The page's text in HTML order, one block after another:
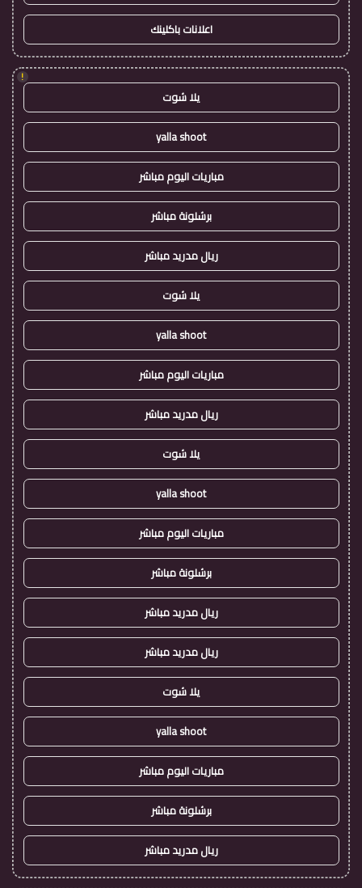
اعلانات باكلينك
!
يلا شوت
yalla shoot
مباريات اليوم مباشر
برشلونة مباشر
ريال مدريد مباشر
يلا شوت
yalla shoot
مباريات اليوم مباشر
ريال مدريد مباشر
يلا شوت
yalla shoot
مباريات اليوم مباشر
برشلونة مباشر
ريال مدريد مباشر
ريال مدريد مباشر
يلا شوت
yalla shoot
مباريات اليوم مباشر
برشلونة مباشر
ريال مدريد مباشر